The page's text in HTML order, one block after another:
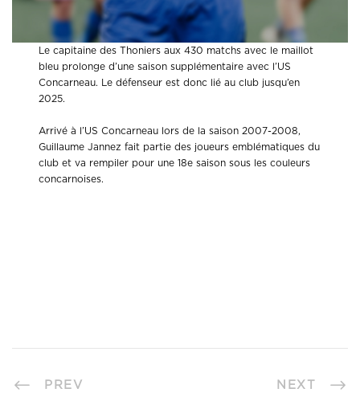
Le capitaine des Thoniers aux 430 matchs avec le maillot
bleu prolonge d’une saison supplémentaire avec l’US
Concarneau. Le défenseur est donc lié au club jusqu’en
2025.
Arrivé à l’US Concarneau lors de la saison 2007-2008,
Guillaume Jannez fait partie des joueurs emblématiques du
club et va rempiler pour une 18e saison sous les couleurs
concarnoises.
PREV NEXT